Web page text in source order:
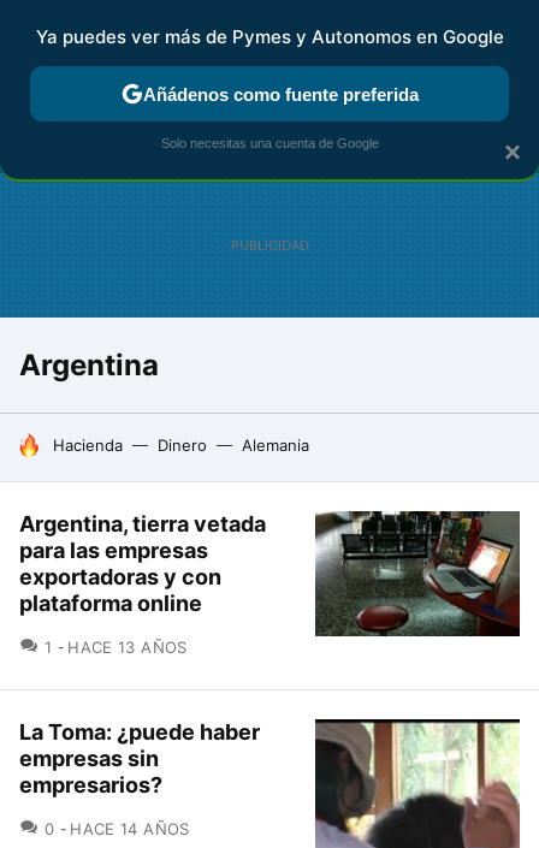
FISCALIDAD Y CONTABILIDAD KIT DIGITAL RENTA
Argentina
HOY SE HABLA DE
Hacienda Dinero Alemania
Argentina, tierra vetada
para las empresas
exportadoras y con
plataforma online
1 COMENTARIOS
HACE 13 AÑOS
La Toma: ¿puede haber
empresas sin
empresarios?
0 COMENTARIOS
HACE 14 AÑOS
×
Ya puedes ver más de Pymes y Autonomos en Google
Añádenos como fuente preferida
Solo necesitas una cuenta de Google